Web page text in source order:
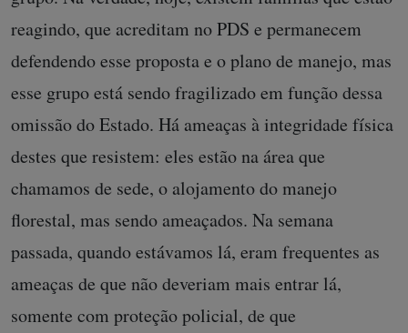
reagindo, que acreditam no PDS e permanecem
defendendo esse proposta e o plano de manejo, mas
esse grupo está sendo fragilizado em função dessa
omissão do Estado. Há ameaças à integridade física
destes que resistem: eles estão na área que
chamamos de sede, o alojamento do manejo
florestal, mas sendo ameaçados. Na semana
passada, quando estávamos lá, eram frequentes as
ameaças de que não deveriam mais entrar lá,
somente com proteção policial, de que